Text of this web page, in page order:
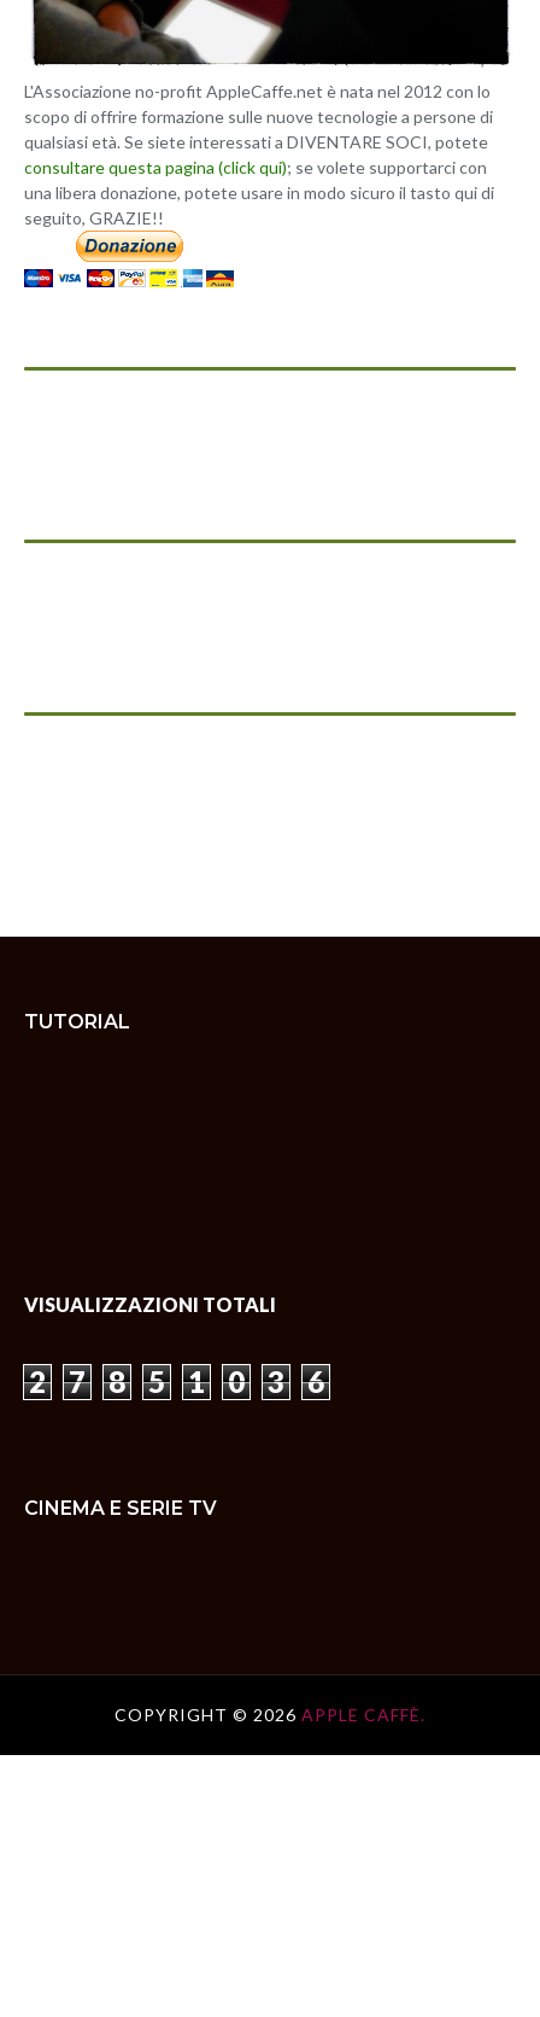
L'Associazione no-profit AppleCaffe.net è nata nel 2012 con lo
scopo di offrire formazione sulle nuove tecnologie a persone di
qualsiasi età. Se siete interessati a DIVENTARE SOCI, potete
consultare questa pagina (click qui); se volete supportarci con
una libera donazione, potete usare in modo sicuro il tasto qui di
seguito, GRAZIE!!
TUTORIAL
VISUALIZZAZIONI TOTALI
2 7 8 5 1 0 3 6
CINEMA E SERIE TV
COPYRIGHT © 2026 APPLE CAFFÈ.